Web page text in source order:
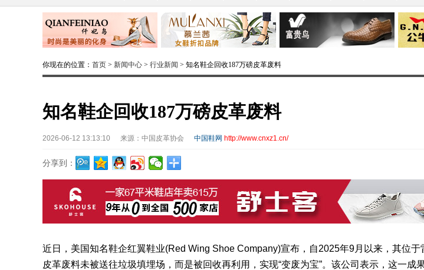
你现在的位置： 首页 > 新闻中心 > 行业新闻 > 知名鞋企回收187万磅皮革废料
知名鞋企回收187万磅皮革废料
2026-06-12 13:13:10 来源：中国皮革协会 中国鞋网 http://www.cnxz1.cn/
分享到：
近日，美国知名鞋企红翼鞋业(Red Wing Shoe Company)宣布，自2025年9月以来，其位
皮革废料未被送往垃圾填埋场，而是被回收再利用，实现“变废为宝”。该公司表示，这一成